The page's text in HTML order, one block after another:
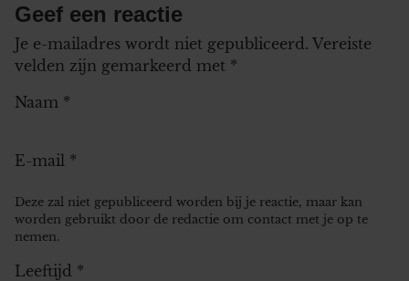
Geef een reactie
Je e-mailadres wordt niet gepubliceerd. Vereiste
velden zijn gemarkeerd met *
Naam *
E-mail *
Deze zal niet gepubliceerd worden bij je reactie, maar kan
worden gebruikt door de redactie om contact met je op te
nemen.
Leeftijd *